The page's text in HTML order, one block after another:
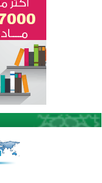
القرآن والتربية في صدارة
اختتام الدورة التاسعة
أكثر من 100 شخص يتعرفون على الإسلام خلال يوم المسجد المفتوح في ميلفيل
اختتام منافسات قرآنية